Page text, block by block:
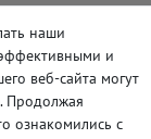
наши
и
веб-сайта могут
Продолжая
ознакомились с